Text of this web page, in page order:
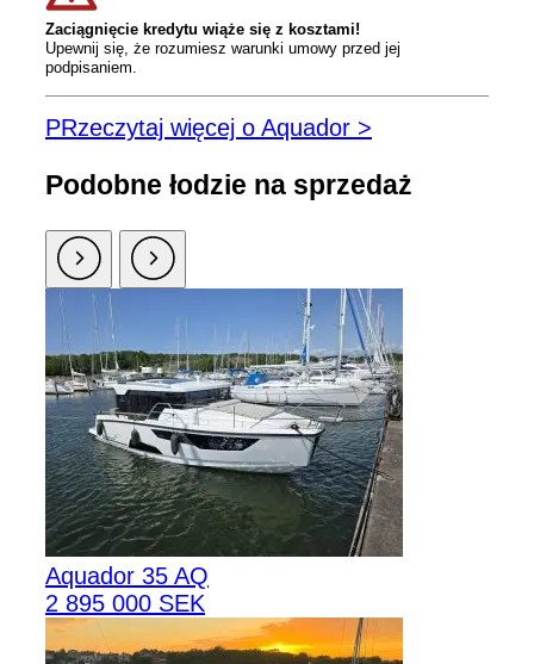
Zaciągnięcie kredytu wiąże się z kosztami!
Upewnij się, że rozumiesz warunki umowy przed jej
podpisaniem.
PRzeczytaj więcej o Aquador >
Podobne łodzie na sprzedaż
Aquador 35 AQ
2 895 000 SEK